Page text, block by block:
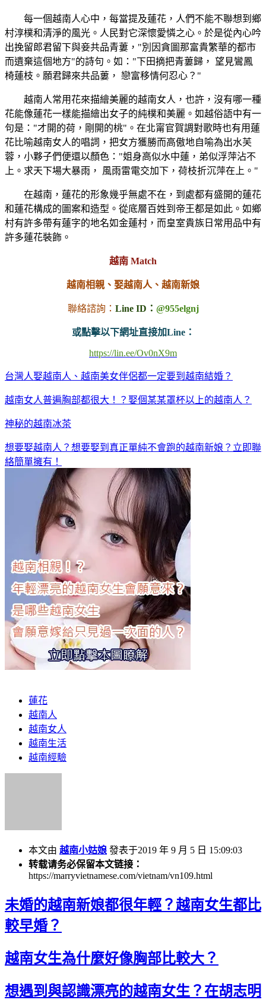
每一個越南人心中，每當提及蓮花，人們不能不聯想到鄉
村淳樸和清淨的風光。人民對它深懷愛憐之心。於是從內心吟
出挽留郎君留下與妾共品青蔞，"別因貪圖那富貴繁華的都市
而遺棄這個地方"的詩句。如："下田摘把青蔞歸， 望見鸞鳳
椅蓮枝。願君歸來共品蔞， 戀富移情何忍心？"
越南人常用花來描繪美麗的越南女人，也許，沒有哪一種
花能像蓮花一樣能描繪出女子的純樸和美麗。如越俗語中有一
句是："才開的荷，剛開的桃"。在北甯官賀調對歌時也有用蓮
花比喻越南女人的唱詞，把女方獲勝而高傲地自喻為出水芙
蓉，小夥子們便還以顏色："姐身高似水中蓮，弟似浮萍沾不
上。求天下場大暴雨， 風雨雷電交加下，荷枝折沉萍在上。"
在越南，蓮花的形象幾乎無處不在，到處都有盛開的蓮花
和蓮花構成的圖案和造型。從底層百姓到帝王都是如此。如鄉
村有許多帶有蓮字的地名如金蓮村，而皇室貴族日常用品中有
許多蓮花裝飾。
越南 Match
越南相親、娶越南人、越南新娘
聯絡諮詢： Line ID： @955elgnj
或點擊以下網址直接加Line：
https://lin.ee/Ov0nX9m
台灣人娶越南人、越南美女伴侶都一定要到越南結婚？
越南女人普遍胸部都很大！？娶個某某罩杯以上的越南人？
神秘的越南冰茶
想要娶越南人？想要娶到真正單純不會跑的越南新娘？立即聯
絡簡單擁有！
蓮花
越南人
越南女人
越南生活
越南經驗
本文由 越南小姑娘 發表于2019 年 9 月 5 日 15:09:03
转载请务必保留本文链接：
https://marryvietnamese.com/vietnam/vn109.html
未婚的越南新娘都很年輕？越南女生都比
較早婚？
越南女生為什麼好像胸部比較大？
想遇到與認識漂亮的越南女生？在胡志明